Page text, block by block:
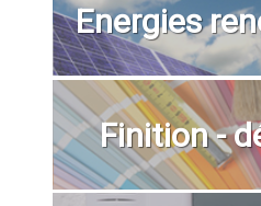
Energies
Finition -